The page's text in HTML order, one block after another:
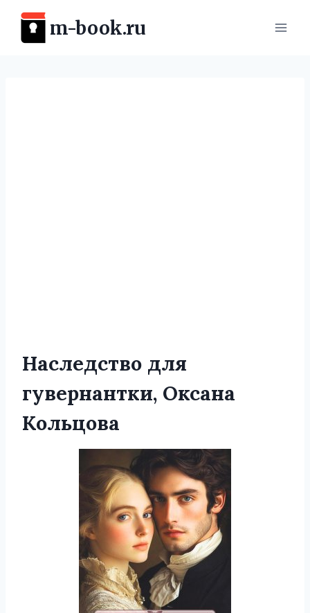
Перейти
содержимому
m-book.ru
Наследство для
гувернантки, Оксана
Кольцова